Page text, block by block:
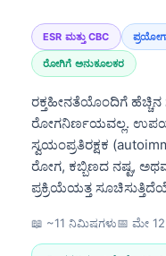
ESR ಮತ್ತು CBC
ರೋಗಿಗೆ ಅನುಕೂಲಕರ
ರಕ್ತಹೀನತೆಯೊಂದಿಗೆ
ರೋಗನಿರ್ಣಯವಲ್ಲ.
ಸ್ವಯಂಪ್ರತಿರಕ್ಷಕ
ರೋಗ, ಕಬ್ಬಿಣದ ನಷ್ಟ,
ಪ್ರಕ್ರಿಯೆಯತ್ತ
📖 ~11 ನಿಮಿಷಗಳು📅 ಮೇ